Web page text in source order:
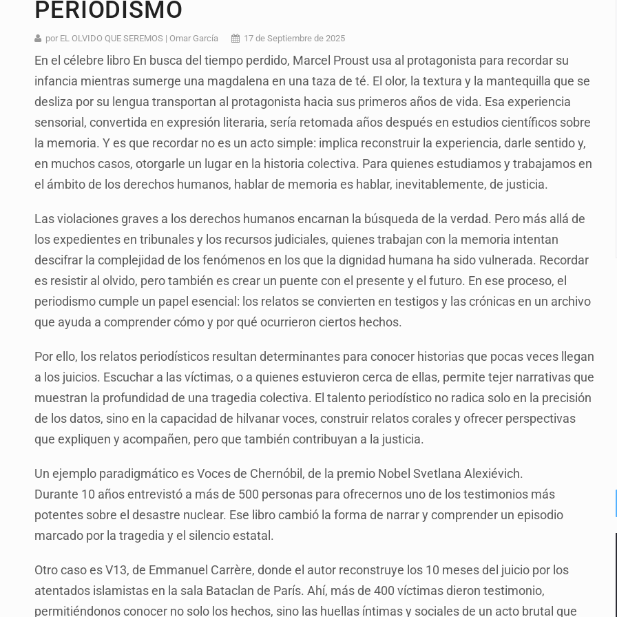
Vecinos de Mirador de San Isidro denuncian tala; IJALVI lo niega
Reporta 627 acciones tras inundación en Balcones de Oblatos
Fiscalía continúa búsqueda de Ricardo Cabezas Talavera
Proponen consulta popular por desarrollo de vivienda en Mirador de San Isidro
Buscan a otros tres por feminicidio de Valeria Márquez
Fiscalías, SIAPA y transporte, entre los asuntos pendientes del Congreso
Que el IPEJAL encabece la lista de deudores en Jalisco es un “foco rojo” de gran magnitud:
PERIODISMO
por EL OLVIDO QUE SEREMOS | Omar García 17 de Septiembre de 2025
En el célebre libro En busca del tiempo perdido, Marcel Proust usa al protagonista para recordar su
infancia mientras sumerge una magdalena en una taza de té. El olor, la textura y la mantequilla que se
desliza por su lengua transportan al protagonista hacia sus primeros años de vida. Esa experiencia
sensorial, convertida en expresión literaria, sería retomada años después en estudios científicos sobre
la memoria. Y es que recordar no es un acto simple: implica reconstruir la experiencia, darle sentido y,
en muchos casos, otorgarle un lugar en la historia colectiva. Para quienes estudiamos y trabajamos en
el ámbito de los derechos humanos, hablar de memoria es hablar, inevitablemente, de justicia.
Las violaciones graves a los derechos humanos encarnan la búsqueda de la verdad. Pero más allá de
los expedientes en tribunales y los recursos judiciales, quienes trabajan con la memoria intentan
descifrar la complejidad de los fenómenos en los que la dignidad humana ha sido vulnerada. Recordar
es resistir al olvido, pero también es crear un puente con el presente y el futuro. En ese proceso, el
periodismo cumple un papel esencial: los relatos se convierten en testigos y las crónicas en un archivo
que ayuda a comprender cómo y por qué ocurrieron ciertos hechos.
Por ello, los relatos periodísticos resultan determinantes para conocer historias que pocas veces llegan
a los juicios. Escuchar a las víctimas, o a quienes estuvieron cerca de ellas, permite tejer narrativas que
muestran la profundidad de una tragedia colectiva. El talento periodístico no radica solo en la precisión
de los datos, sino en la capacidad de hilvanar voces, construir relatos corales y ofrecer perspectivas
que expliquen y acompañen, pero que también contribuyan a la justicia.
Un ejemplo paradigmático es Voces de Chernóbil, de la premio Nobel Svetlana Alexiévich.
Durante 10 años entrevistó a más de 500 personas para ofrecernos uno de los testimonios más
potentes sobre el desastre nuclear. Ese libro cambió la forma de narrar y comprender un episodio
marcado por la tragedia y el silencio estatal.
Otro caso es V13, de Emmanuel Carrère, donde el autor reconstruye los 10 meses del juicio por los
atentados islamistas en la sala Bataclan de París. Ahí, más de 400 víctimas dieron testimonio,
permitiéndonos conocer no solo los hechos, sino las huellas íntimas y sociales de un acto brutal que